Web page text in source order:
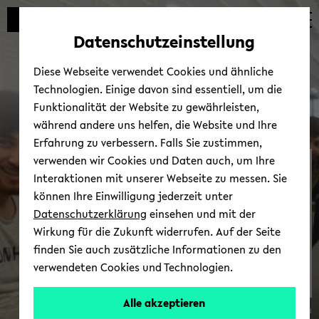
Automatische
vermeiden
zum
wechseln
zum
wechseln
zum
wechseln
In­for­ma­tio­nen für Ge­
flüch­te­te
© Uni­ver­si­tät Bie­le­feld
Datenschutzeinstellung
Diese Webseite verwendet Cookies und ähnliche
Technologien. Einige davon sind essentiell, um die
Funktionalität der Website zu gewährleisten,
während andere uns helfen, die Website und Ihre
Erfahrung zu verbessern. Falls Sie zustimmen,
verwenden wir Cookies und Daten auch, um Ihre
Interaktionen mit unserer Webseite zu messen. Sie
können Ihre Einwilligung jederzeit unter
Datenschutzerklärung einsehen und mit der
Wirkung für die Zukunft widerrufen. Auf der Seite
finden Sie auch zusätzliche Informationen zu den
verwendeten Cookies und Technologien.
Alle akzeptieren